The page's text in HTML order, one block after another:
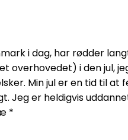
i dag, har rødder
overhovedet) i den jul,
Min jul er en tid til at
Jeg er heldigvis
*